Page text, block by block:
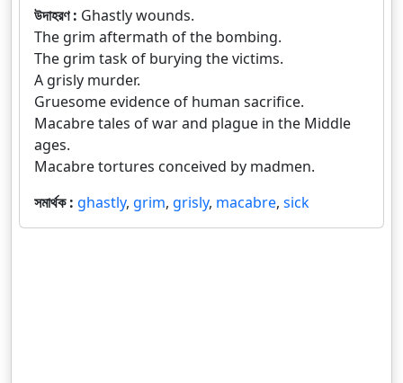
উদাহরণ : Ghastly wounds.
The grim aftermath of the bombing.
The grim task of burying the victims.
A grisly murder.
Gruesome evidence of human sacrifice.
Macabre tales of war and plague in the Middle
ages.
Macabre tortures conceived by madmen.
সমার্থক : ghastly, grim, grisly, macabre, sick